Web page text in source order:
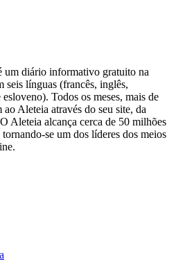
um diário informativo gratuito na
seis línguas (francês, inglês,
Todos os meses, mais de
Aleteia através do seu site, da
Aleteia alcança cerca de 50 milhões
se um dos líderes dos meios